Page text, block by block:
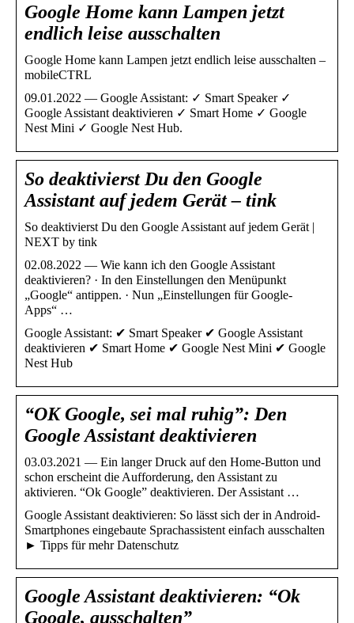
Google Home kann Lampen jetzt
endlich leise ausschalten
Google Home kann Lampen jetzt endlich leise ausschalten –
mobileCTRL
09.01.2022 — Google Assistant: ✓ Smart Speaker ✓
Google Assistant deaktivieren ✓ Smart Home ✓ Google
Nest Mini ✓ Google Nest Hub.
So deaktivierst Du den Google
Assistant auf jedem Gerät – tink
So deaktivierst Du den Google Assistant auf jedem Gerät |
NEXT by tink
02.08.2022 — Wie kann ich den Google Assistant
deaktivieren? · In den Einstellungen den Menüpunkt
„Google“ antippen. · Nun „Einstellungen für Google-
Apps“ …
Google Assistant: ✔ Smart Speaker ✔ Google Assistant
deaktivieren ✔ Smart Home ✔ Google Nest Mini ✔ Google
Nest Hub
“OK Google, sei mal ruhig”: Den
Google Assistant deaktivieren
03.03.2021 — Ein langer Druck auf den Home-Button und
schon erscheint die Aufforderung, den Assistant zu
aktivieren. “Ok Google” deaktivieren. Der Assistant …
Google Assistant deaktivieren: So lässt sich der in Android-
Smartphones eingebaute Sprachassistent einfach ausschalten
► Tipps für mehr Datenschutz
Google Assistant deaktivieren: “Ok
Google, ausschalten”